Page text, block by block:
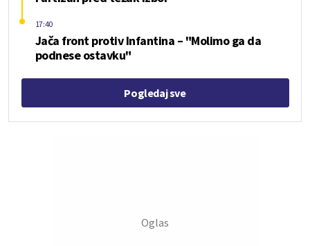
Jača front protiv Infantina – "Molimo ga da
podnese ostavku"
17:40
Pogledaj sve